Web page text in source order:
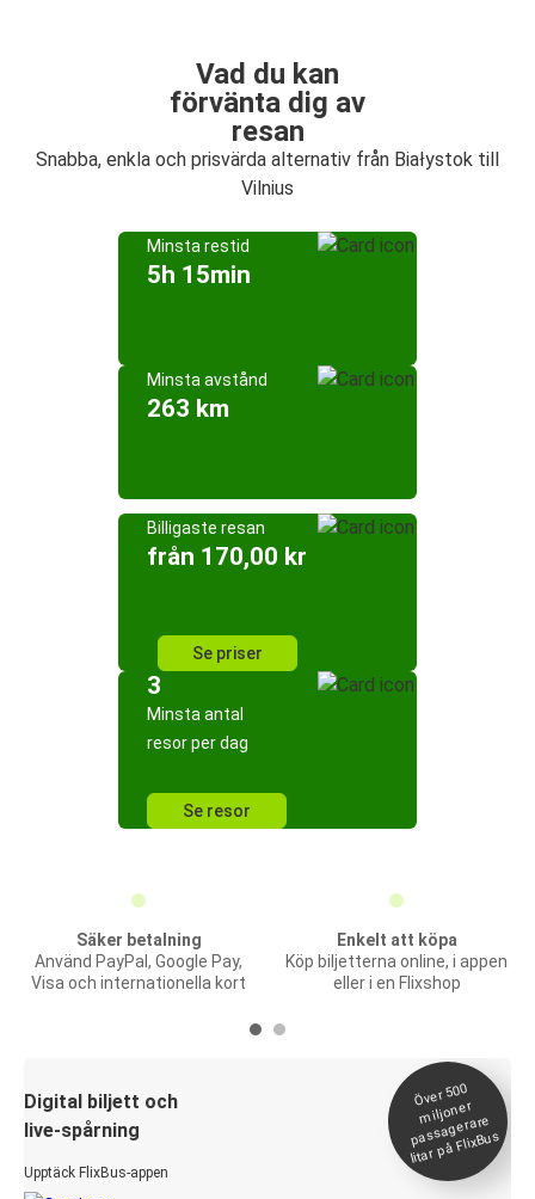
Vad du kan
förvänta dig av
resan
Snabba, enkla och prisvärda alternativ från Białystok till
Vilnius
Minsta restid
5h 15min
Minsta avstånd
263 km
Billigaste resan
från 170,00 kr
Se priser
3
Minsta antal
resor per dag
Se resor
Säker betalning
Använd PayPal, Google Pay,
Visa och internationella kort
Enkelt att köpa
Köp biljetterna online, i appen
eller i en Flixshop
Digital biljett och
live-spårning
Upptäck FlixBus-appen
Över 500
miljoner
passagerare
litar på FlixBus